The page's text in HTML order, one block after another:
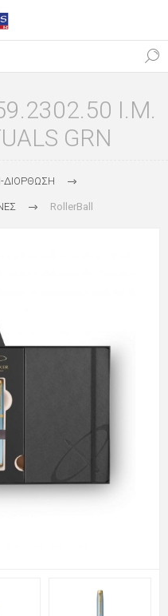
Ι.Μ.
GRN
ΔΙΟΡΘΩΣΗ
RollerBall